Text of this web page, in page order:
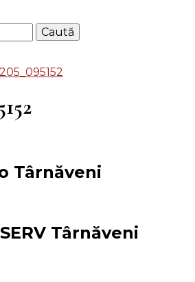
Târnăveni
Târnăveni